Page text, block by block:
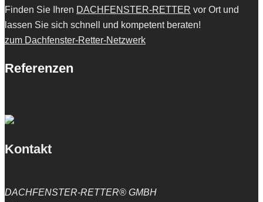
Finden Sie Ihren DACHFENSTER-RETTER vor Ort und
lassen Sie sich schnell und kompetent beraten!
zum Dachfenster-Retter-Netzwerk
Referenzen
Kontakt
DACHFENSTER-RETTER® GMBH